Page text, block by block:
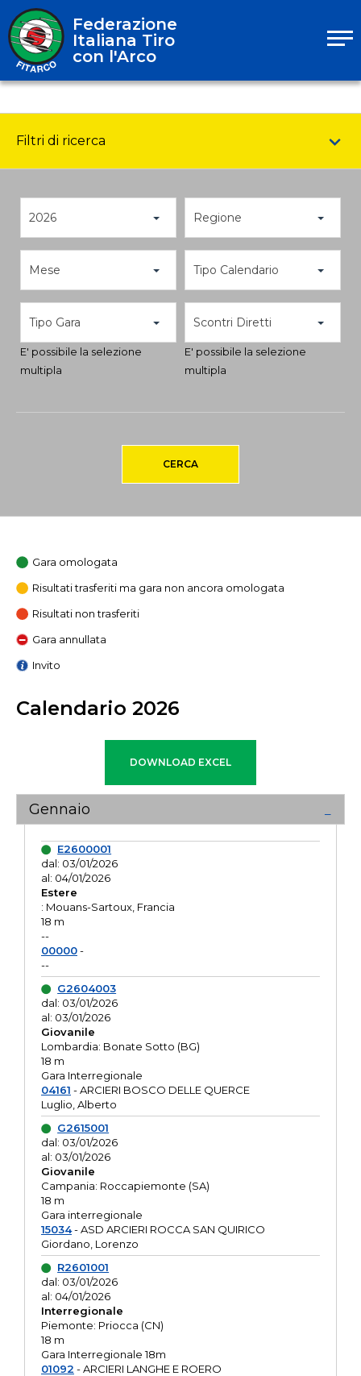
Federazione
Italiana Tiro
con l'Arco
Filtri di ricerca
2026 Regione
Mese Tipo Calendario
Tipo Gara
E' possibile la selezione
multipla
Scontri Diretti
E' possibile la selezione
multipla
CERCA
Gara omologata
Risultati trasferiti ma gara non ancora omologata
Risultati non trasferiti
Gara annullata
Invito
Calendario 2026
Gennaio
E2600001
dal: 03/01/2026
al: 04/01/2026
Estere
: Mouans-Sartoux, Francia
18 m
--
00000-
--
G2604003
dal: 03/01/2026
al: 03/01/2026
Giovanile
Lombardia: Bonate Sotto (BG)
18 m
Gara Interregionale
04161 - ARCIERI BOSCO DELLE QUERCE
Luglio, Alberto
G2615001
dal: 03/01/2026
al: 03/01/2026
Giovanile
Campania: Roccapiemonte (SA)
18 m
Gara interregionale
15034- ASD ARCIERI ROCCA SAN QUIRICO
Giordano, Lorenzo
R2601001
dal: 03/01/2026
al: 04/01/2026
Interregionale
Piemonte: Priocca (CN)
18 m
Gara Interregionale 18m
01092 - ARCIERI LANGHE E ROERO